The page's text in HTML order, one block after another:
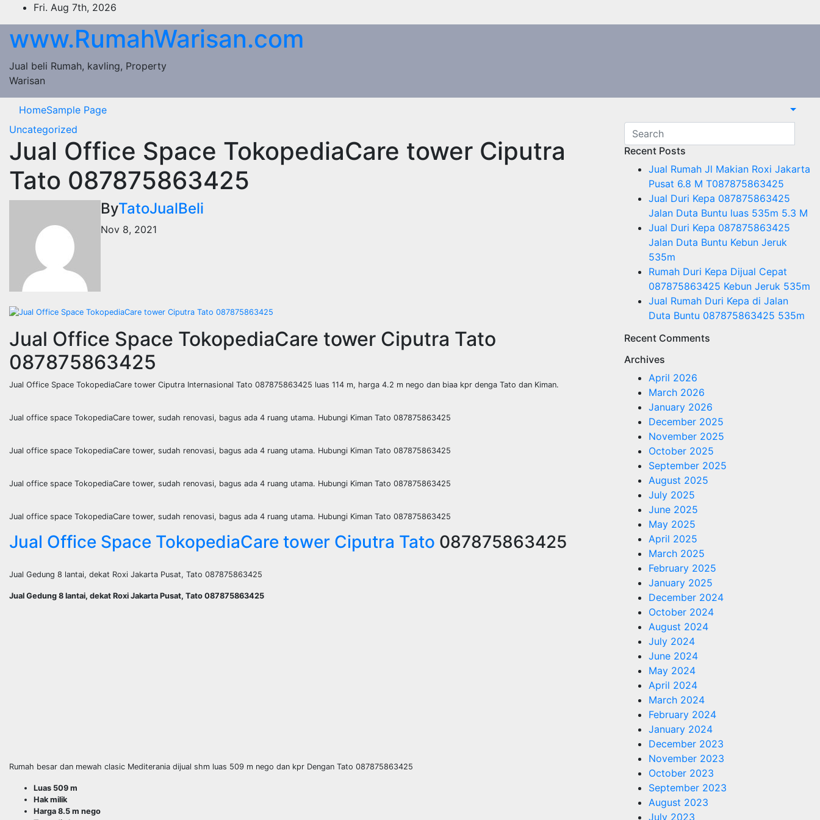
to
content
Fri. Aug 7th, 2026
www.RumahWarisan.com
Jual beli Rumah, kavling, Property
Warisan
HomeSample Page
Uncategorized
Jual Office Space TokopediaCare tower Ciputra
Tato 087875863425
ByTatoJualBeli
Nov 8, 2021
Jual Office Space TokopediaCare tower Ciputra Tato
087875863425
Jual Office Space TokopediaCare tower Ciputra Internasional Tato 087875863425 luas 114 m, harga 4.2 m nego dan biaa kpr denga Tato dan Kiman.
Jual office space TokopediaCare tower, sudah renovasi, bagus ada 4 ruang utama. Hubungi Kiman Tato 087875863425
Jual office space TokopediaCare tower, sudah renovasi, bagus ada 4 ruang utama. Hubungi Kiman Tato 087875863425
Jual office space TokopediaCare tower, sudah renovasi, bagus ada 4 ruang utama. Hubungi Kiman Tato 087875863425
Jual office space TokopediaCare tower, sudah renovasi, bagus ada 4 ruang utama. Hubungi Kiman Tato 087875863425
Jual Office Space TokopediaCare tower Ciputra Tato 087875863425
Jual Gedung 8 lantai, dekat Roxi Jakarta Pusat, Tato 087875863425
Jual Gedung 8 lantai, dekat Roxi Jakarta Pusat, Tato 087875863425
Rumah besar dan mewah clasic Mediterania dijual shm luas 509 m nego dan kpr Dengan Tato 087875863425
Luas 509 m
Hak milik
Harga 8.5 m nego
Recent Posts
Jual Rumah Jl Makian Roxi Jakarta
Pusat 6.8 M T087875863425
Jual Duri Kepa 087875863425
Jalan Duta Buntu luas 535m 5.3 M
Jual Duri Kepa 087875863425
Jalan Duta Buntu Kebun Jeruk
535m
Rumah Duri Kepa Dijual Cepat
087875863425 Kebun Jeruk 535m
Jual Rumah Duri Kepa di Jalan
Duta Buntu 087875863425 535m
Recent Comments
Archives
April 2026
March 2026
January 2026
December 2025
November 2025
October 2025
September 2025
August 2025
July 2025
June 2025
May 2025
April 2025
March 2025
February 2025
January 2025
December 2024
October 2024
August 2024
July 2024
June 2024
May 2024
April 2024
March 2024
February 2024
January 2024
December 2023
November 2023
October 2023
September 2023
August 2023
July 2023